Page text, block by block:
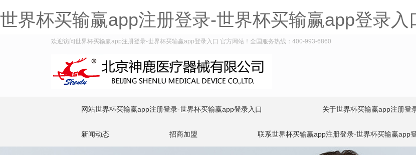
世界杯买输赢app注册登录-世界杯买输赢app登录入
欢迎访问世界杯买输赢app注册登录-世界杯买输赢app登录入口 官方网站！全国服务热线：400-993-6860
网站世界杯买输赢app注册登录-世界杯买输赢app登录入口 关于世界杯买输赢app注册登
新闻动态 招商加盟 联系世界杯买输赢app注册登录-世界杯买输赢app